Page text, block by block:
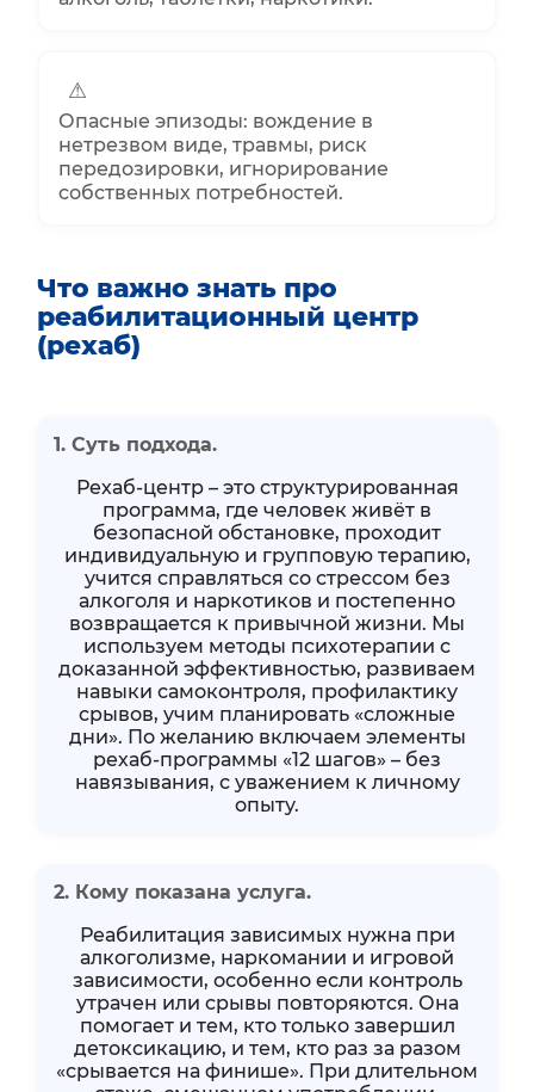
⚠
Опасные эпизоды: вождение в
нетрезвом виде, травмы, риск
передозировки, игнорирование
собственных потребностей.
Что важно знать про
реабилитационный центр
(рехаб)
1. Суть подхода.
Рехаб-центр – это структурированная
программа, где человек живёт в
безопасной обстановке, проходит
индивидуальную и групповую терапию,
учится справляться со стрессом без
алкоголя и наркотиков и постепенно
возвращается к привычной жизни. Мы
используем методы психотерапии с
доказанной эффективностью, развиваем
навыки самоконтроля, профилактику
срывов, учим планировать «сложные
дни». По желанию включаем элементы
рехаб-программы «12 шагов» – без
навязывания, с уважением к личному
опыту.
2. Кому показана услуга.
Реабилитация зависимых нужна при
алкоголизме, наркомании и игровой
зависимости, особенно если контроль
утрачен или срывы повторяются. Она
помогает и тем, кто только завершил
детоксикацию, и тем, кто раз за разом
«срывается на финише». При длительном